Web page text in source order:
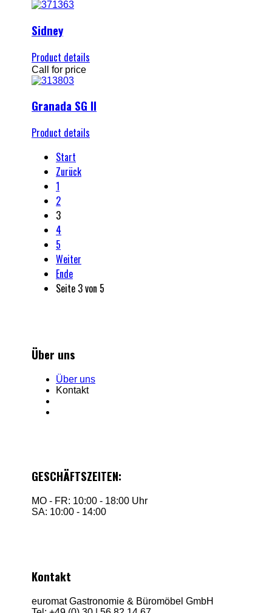
Sidney
Product details
Call for price
Granada SG II
Product details
Start
Zurück
1
2
3
4
5
Weiter
Ende
Seite 3 von 5
Über uns
Über uns
Kontakt
GESCHÄFTSZEITEN:
MO - FR: 10:00 - 18:00 Uhr
SA: 10:00 - 14:00
Kontakt
euromat Gastronomie & Büromöbel GmbH